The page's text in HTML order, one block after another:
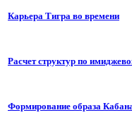
Карьера Тигра во времени
Расчет структур по
Формирование образа